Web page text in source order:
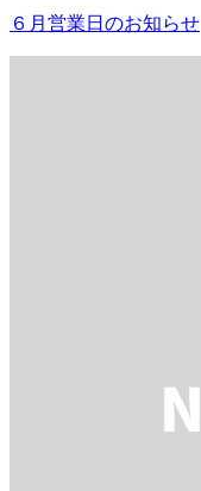
６月営業日のお知らせ